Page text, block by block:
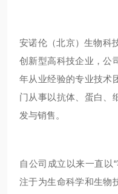
安诺伦（北京）生物科
创新型高科技企业，公
年从业经验的专业技术
门从事以抗体、蛋白、
发与销售。
自公司成立以来一直以
注于为生命科学和生物